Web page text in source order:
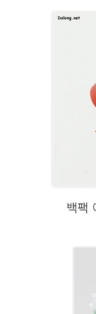
백팩